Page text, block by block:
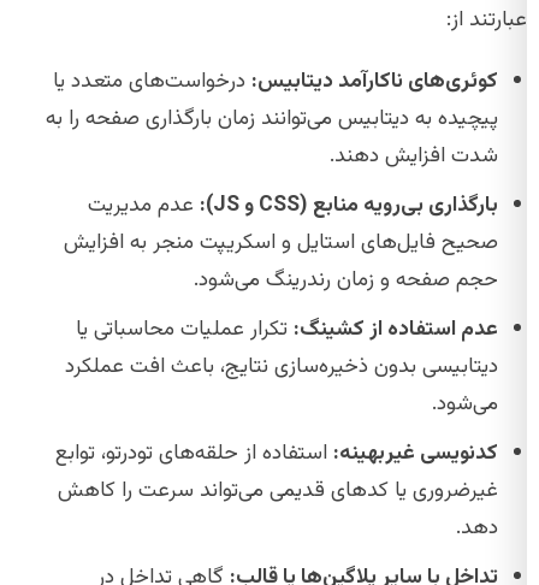
عبارتند از:
کوئری‌های ناکارآمد دیتابیس: درخواست‌های متعدد یا
پیچیده به دیتابیس می‌توانند زمان بارگذاری صفحه را به
شدت افزایش دهند.
بارگذاری بی‌رویه منابع (CSS و JS):
عدم مدیریت
صحیح فایل‌های استایل و اسکریپت منجر به افزایش
حجم صفحه و زمان رندرینگ می‌شود.
عدم استفاده از کشینگ: تکرار عملیات محاسباتی یا
دیتابیسی بدون ذخیره‌سازی نتایج، باعث افت عملکرد
می‌شود.
کدنویسی غیربهینه: استفاده از حلقه‌های تودرتو، توابع
غیرضروری یا کدهای قدیمی می‌تواند سرعت را کاهش
دهد.
تداخل با سایر پلاگین‌ها یا قالب: گاهی تداخل در